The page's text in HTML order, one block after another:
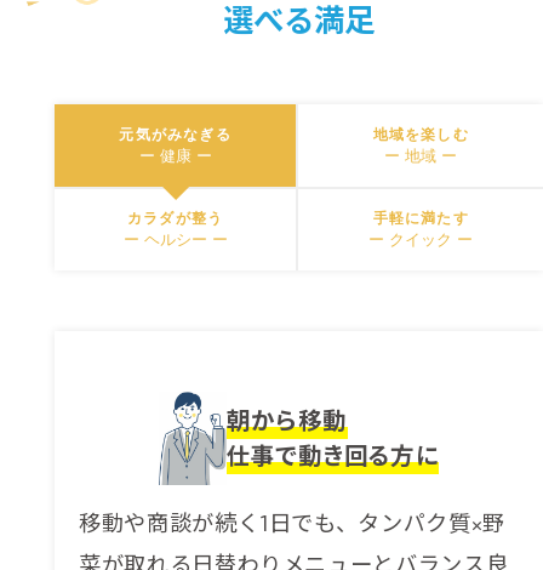
選べる満足
元気がみなぎる
ー 健康 ー
地域を楽しむ
ー 地域 ー
カラダが整う
ー ヘルシー ー
手軽に満たす
ー クイック ー
朝から移動
仕事で動き回る方に
移動や商談が続く1日でも、タンパク質×野